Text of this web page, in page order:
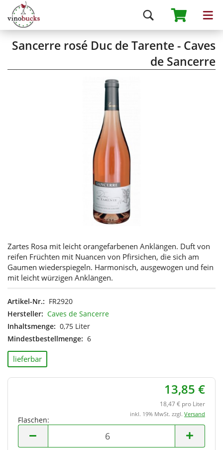
Sancerre rosé Duc de Tarente - Caves
de Sancerre
Zartes Rosa mit leicht orangefarbenen Anklängen. Duft von
reifen Früchten mit Nuancen von Pfirsichen, die sich am
Gaumen wiederspiegeln. Harmonisch, ausgewogen und fein
mit leicht würzigen Anklängen.
Artikel-Nr.: FR2920
Hersteller: Caves de Sancerre
Inhaltsmenge: 0,75 Liter
Mindestbestellmenge: 6
lieferbar
13,85 €
18,47 € pro Liter
inkl. 19% MwSt. zzgl. Versand
Flaschen:
Flaschen